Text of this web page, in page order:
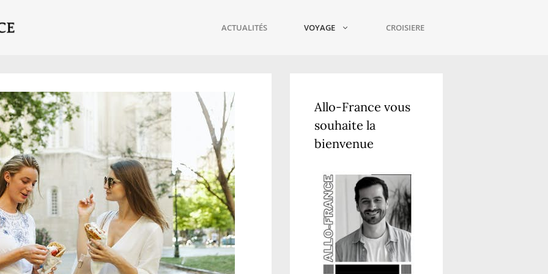
ACTUALITÉS VOYAGE CROISIERE
Allo-France vous
souhaite la
bienvenue